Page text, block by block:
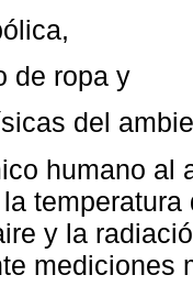
de ropa y
del
humano al
y la
mediciones